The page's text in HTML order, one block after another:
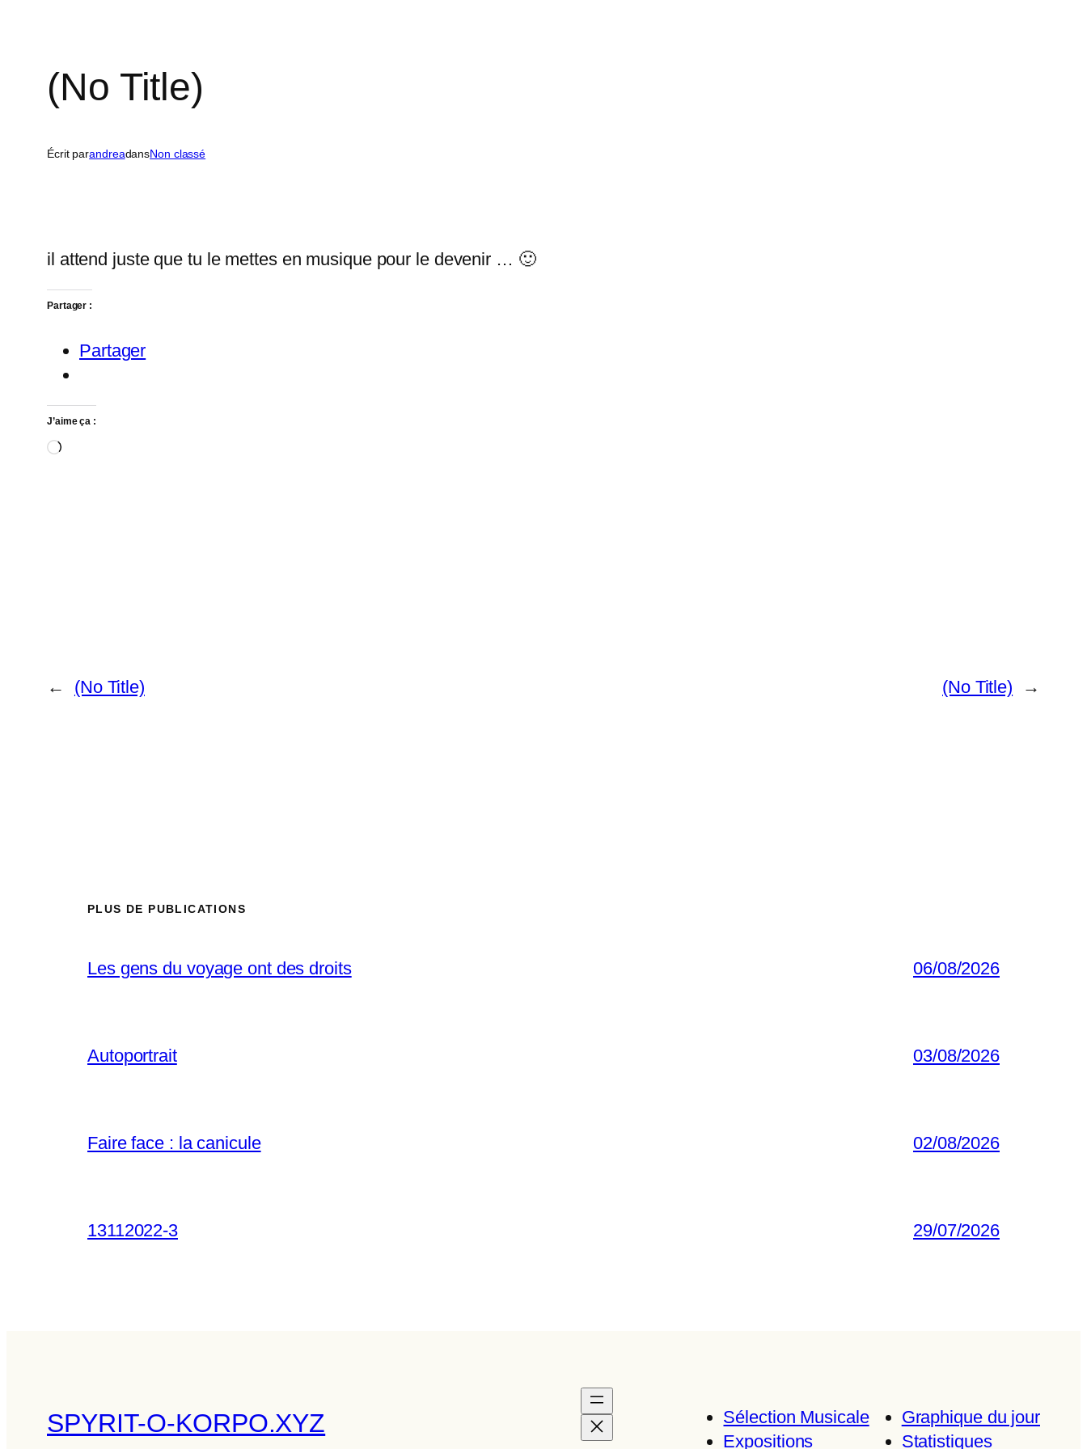
(No Title)
Écrit parandreadansNon classé
il attend juste que tu le mettes en musique pour le devenir … 🙂
Partager :
Partager
J’aime ça :
Chargement…
← (No Title) (No Title) →
PLUS DE PUBLICATIONS
Les gens du voyage ont des droits 06/08/2026
Autoportrait 03/08/2026
Faire face : la canicule 02/08/2026
13112022-3 29/07/2026
SPYRIT-O-KORPO.XYZ
Sélection Musicale
Expositions
Graphique du jour
Statistiques